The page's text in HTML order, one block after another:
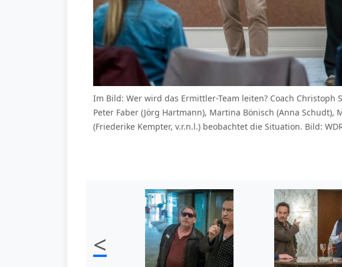
Im Bild: Wer wird das Ermittler-Team leiten? Coach
Peter Faber (Jörg Hartmann), Martina Bönisch (Anna
(Friederike Kempter, v.r.n.l.) beobachtet die Situation. Bild:
<